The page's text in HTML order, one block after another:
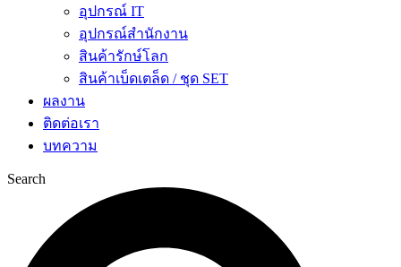
อุปกรณ์ IT
อุปกรณ์สำนักงาน
สินค้ารักษ์โลก
สินค้าเบ็ดเตล็ด / ชุด SET
ผลงาน
ติดต่อเรา
บทความ
Search